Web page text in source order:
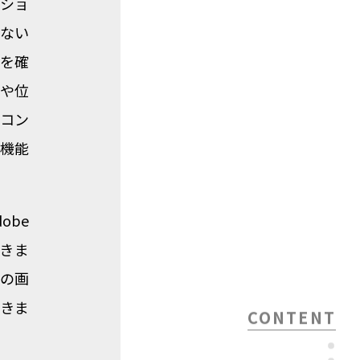
CONTENT
い
確
位
ン
能
ま
画
ま